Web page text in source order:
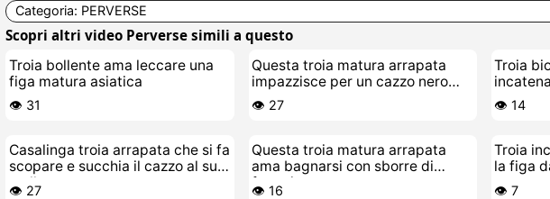
Categoria: PERVERSE
Scopri altri video Perverse simili a questo
Troia bollente ama leccare una
figa matura asiatica
👁️ 31
Questa troia matura arrapata
impazzisce per un cazzo nero
giovane e duro
👁️ 27
Troia
👁️ 14
Casalinga troia arrapata che si fa
scopare e succhia il cazzo al suo
stallone nero
👁️ 27
Questa troia matura arrapata
ama bagnarsi con sborre di
femmina
👁️ 16
Troia
la figa
👁️ 7